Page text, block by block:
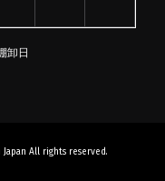
卸日
All rights reserved.